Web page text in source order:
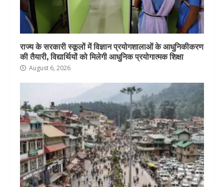
राज्य के सरकारी स्कूलों में विज्ञान प्रयोगशालाओं के आधुनिकीकरण
की तैयारी, विद्यार्थियों को मिलेगी आधुनिक प्रयोगात्मक शिक्षा
August 6, 2026